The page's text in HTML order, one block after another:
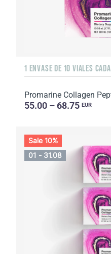
1 ENVASE DE 10 VIALES CADA
55.00 – 68.75 EUR
Sale 10%
01 - 31.08